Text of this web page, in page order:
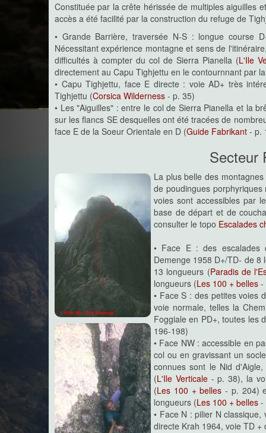
Constituée par la crête hérissée de multiples aiguilles
accès a été facilité par la construction du refuge de
• Grande Barrière, traversée N-S : longue course
Nécessitant expérience montagne et sens de
difficultés à compter du col de Sierra Pianella (L'Ile
directement au Capu Tighjettu en le contournnant par
• Capu Tighjettu, face E directe : voie AD+ très
Tighjettu (Corsica Wilderness - p. 35)
• Les "Aiguilles" : entre le col de Sierra Pianella et la
sur les flancs SE desquelles ont été tracées de
face E de la Soeur Orientale en D (Guide Fabrikant - p.
Secteur
La plus belle des
de poudingues
voies sont accessibles par
base de départ et de
consulter le topo Escalades
• Face E : des escalades
Demenge 1958 D+/TD- de 8
13 longueurs (Paradis de
longueurs (Les 100 + belles -
• Face S : des petites voies
voie normale, telles la
Foggiale en PD+, toutes les
196-198)
• Face NW : accessible en
col ou en gravissant un
connues sont le Nid
(L'Ile Verticale- p. 38), la
(Les 100 + belles - p. 204)
longueurs (Les 100 + belles -
• Face N : pilier N
directe Krah 1964, voie TD +